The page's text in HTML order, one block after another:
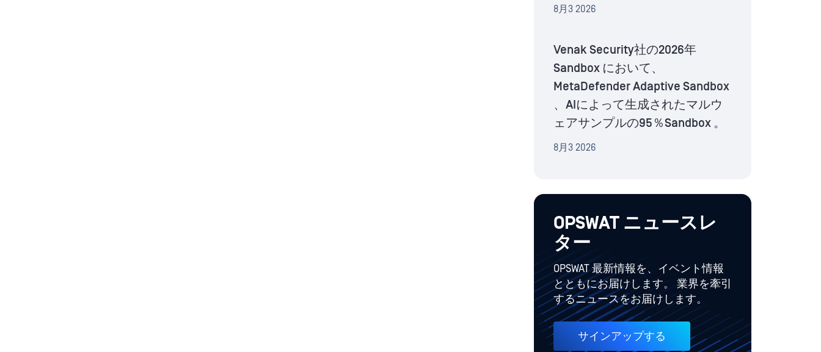
8月3 2026
Venak Security社の2026年
Sandbox において、
MetaDefender Adaptive Sandbox
、AIによって生成されたマルウ
ェアサンプルの95％Sandbox 。
8月3 2026
OPSWAT ニュースレ
ター
OPSWAT 最新情報を、イベント情報
とともにお届けします。 業界を牽引
するニュースをお届けします。
サインアップする